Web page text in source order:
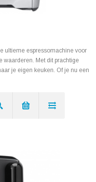
ultieme espressomachine voor
waarderen. Met dit prachtige
je eigen keuken. Of je nu een